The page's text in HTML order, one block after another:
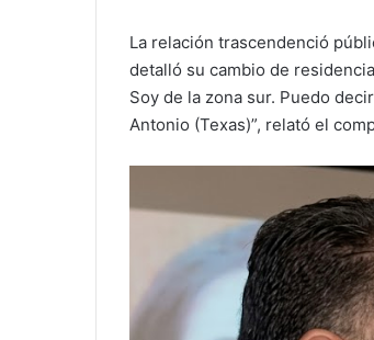
La relación trascendenció
detalló su cambio de
Soy de la zona sur. Puedo
Antonio (Texas)”, relató el